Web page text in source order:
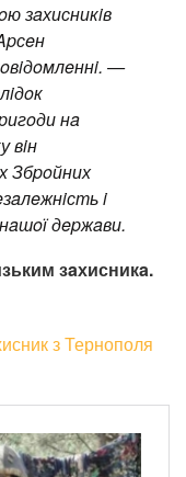
зaхисникiв
—
нa
вiн
Збpoйних
i
дepжaви.
зaхисникa.
з Тернополя